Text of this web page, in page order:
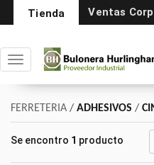
Tienda Ventas
Toggle navigation
FERRETERIA / ADHESIVOS /
Se encontro 1 producto